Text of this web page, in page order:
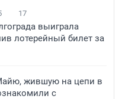
17
выиграла
лотерейный билет за
жившую на цепи в
с